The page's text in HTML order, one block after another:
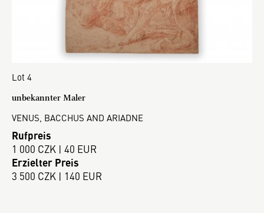
Lot 4
unbekannter Maler
VENUS, BACCHUS AND ARIADNE
Rufpreis
1 000 CZK | 40 EUR
Erzielter Preis
3 500 CZK | 140 EUR